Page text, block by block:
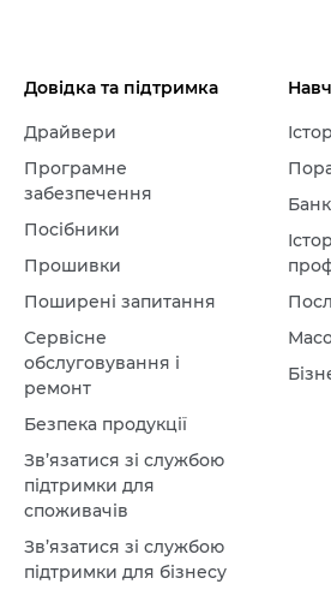
Довідка та підтримка
Драйвери
Програмне
забезпечення
Посібники
Прошивки
Поширені запитання
Сервісне
обслуговування і
ремонт
Безпека продукції
Зв’язатися зі службою
підтримки для
споживачів
Зв’язатися зі службою
підтримки для бізнесу